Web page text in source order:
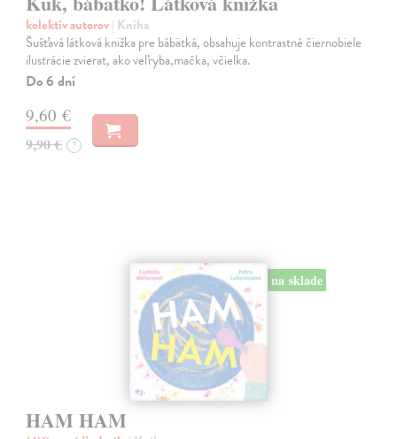
kolektív autorov| Kniha
Šušťavá látková knižka pre bábätká, obsahuje kontrastné čiernobiele
ilustrácie zvierat, ako veľryba,mačka, včielka.
Do 6 dní
9,60 €
9,90 € ?
na sklade
HAM HAM